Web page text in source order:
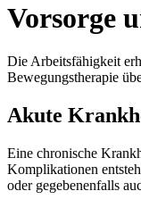
Vorsorge
Die Arbeitsfähigkeit
Bewegungstherapie
Akute
Eine chronische
Komplikationen
oder gegebenenfalls